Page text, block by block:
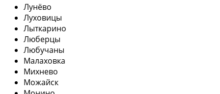
Лунёво
Луховицы
Лыткарино
Люберцы
Любучаны
Малаховка
Михнево
Можайск